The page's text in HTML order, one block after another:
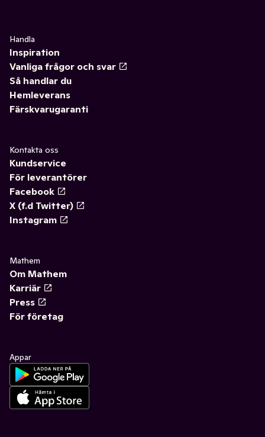
Handla
Inspiration
Vanliga frågor och svar
Så handlar du
Hemleverans
Färskvarugaranti
Kontakta oss
Kundservice
För leverantörer
Facebook
X (f.d Twitter)
Instagram
Mathem
Om Mathem
Karriär
Press
För företag
Appar